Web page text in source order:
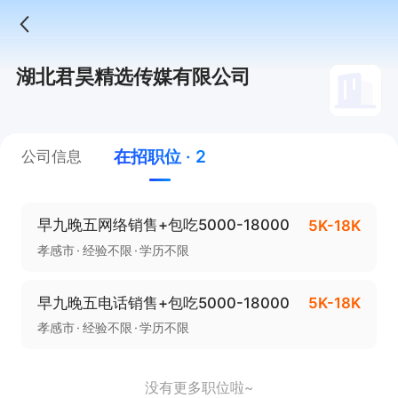
湖北君昊精选传媒有限公司
公司信息 在招职位 · 2
早九晚五网络销售+包吃5000-18000 5K-18K
孝感市 经验不限 学历不限
早九晚五电话销售+包吃5000-18000 5K-18K
孝感市 经验不限 学历不限
没有更多职位啦~